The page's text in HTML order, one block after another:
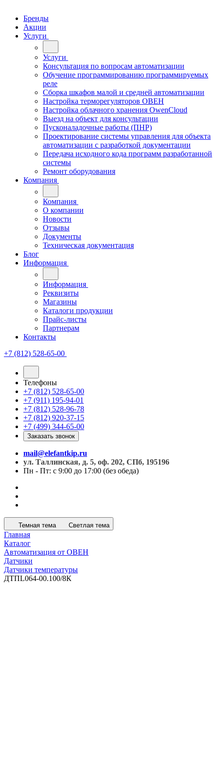
Бренды
Акции
Услуги
Услуги
Консультация по вопросам автоматизации
Обучение программированию программируемых
реле
Сборка шкафов малой и средней автоматизации
Настройка терморегуляторов ОВЕН
Настройка облачного хранения OwenCloud
Выезд на объект для консультации
Пусконаладочные работы (ПНР)
Проектирование системы управления для объекта
автоматизации с разработкой документации
Передача исходного кода программ разработанной
системы
Ремонт оборудования
Компания
Компания
О компании
Новости
Отзывы
Документы
Техническая документация
Блог
Информация
Информация
Реквизиты
Магазины
Каталоги продукции
Прайс-листы
Партнерам
Контакты
+7 (812) 528-65-00
Телефоны
+7 (812) 528-65-00
+7 (911) 195-94-01
+7 (812) 528-96-78
+7 (812) 920-37-15
+7 (499) 344-65-00
Заказать звонок
mail@elefantkip.ru
ул. Таллинская, д. 5, оф. 202, СПб, 195196
Пн - Пт: с 9:00 до 17:00 (без обеда)
Темная тема Светлая тема
Главная
Каталог
Автоматизация от ОВЕН
Датчики
Датчики температуры
ДТПL064-00.100/8К